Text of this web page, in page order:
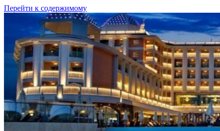
Перейти к содержимому